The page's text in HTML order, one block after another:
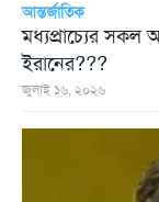
আন্তর্জাতিক
মধ্যপ্রাচ্যের সকল
ইরানের???
জুলাই ১৬, ২০২৬